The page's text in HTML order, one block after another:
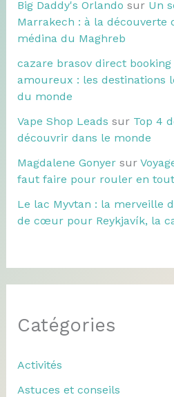
Big Daddy's Orlando sur Un
Marrakech : à la découverte
médina du Maghreb
cazare brasov direct booking
amoureux : les destinations
du monde
Vape Shop Leads sur Top 4
découvrir dans le monde
Magdalene Gonyersur
faut faire pour rouler en
Le lac Myvtan : la merveille
de cœur pour Reykjavík, la
Catégories
Activités
Astuces et conseils